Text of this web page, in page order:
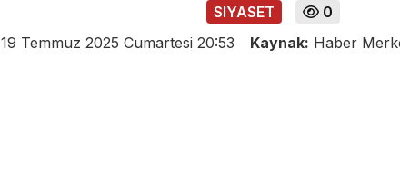
SIYASET
0
19 Temmuz 2025 Cumartesi 20:53 Kaynak: Haber